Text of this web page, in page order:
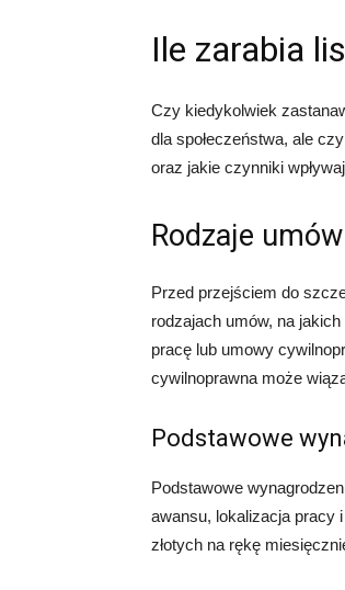
Ile zarabia
Czy kiedykolwiek
dla społeczeństwa, ale
oraz jakie czynniki
Rodzaje umów
Przed przejściem do
rodzajach umów, na
pracę lub umowy
cywilnoprawna może
Podstawowe
Podstawowe
awansu, lokalizacja pracy
złotych na rękę